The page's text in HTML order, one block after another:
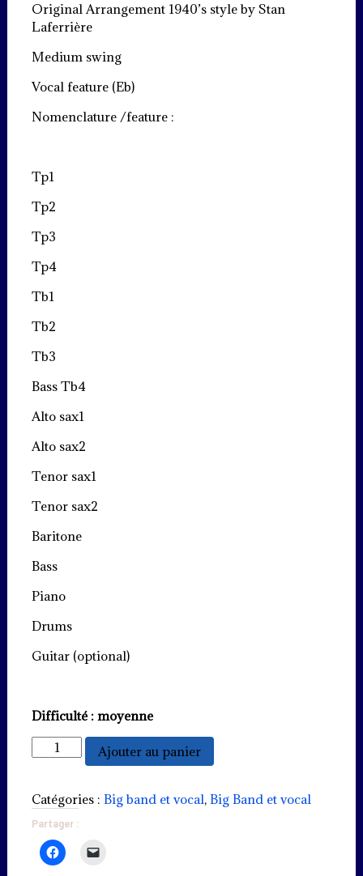
Original Arrangement 1940’s style by Stan
Laferrière
Medium swing
Vocal feature (Eb)
Nomenclature /feature :
Tp1
Tp2
Tp3
Tp4
Tb1
Tb2
Tb3
Bass Tb4
Alto sax1
Alto sax2
Tenor sax1
Tenor sax2
Baritone
Bass
Piano
Drums
Guitar (optional)
Difficulté : moyenne
quantité
de
Ajouter au panier
Catégories : Big band et vocal, Big Band et vocal
Partager :